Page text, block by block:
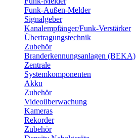
Funk-Außen-Melder
Signalgeber
Kanalempfänger/Funk-Verstärker
Übertragungstechnik
Zubehör
Branderkennungsanlagen (BEKA)
Zentrale
Systemkomponenten
Akku
Zubehör
Videoüberwachung
Kameras
Rekorder
Zubehör